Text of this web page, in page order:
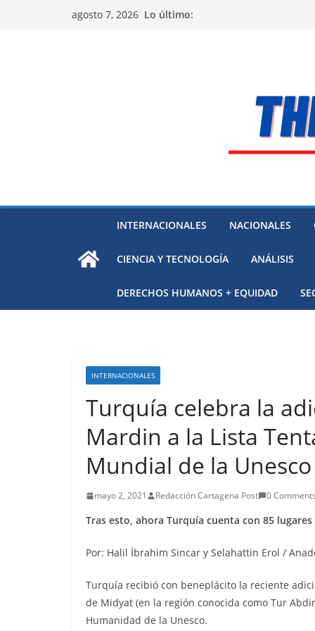
agosto 7, 2026 Lo último:
INTERNACIONALES NACIONALES
CIENCIA Y TECNOLOGÍA ANÁLISIS
DERECHOS HUMANOS + EQUIDAD
INTERNACIONALES
Turquía celebra la
Mardin a la Lista
Mundial de la Unesco
mayo 2, 2021 Redacción Cartagena Post 0
Tras esto, ahora Turquía cuenta con 85
Por: Halil İbrahim Sincar y Selahattin Erol /
Turquía recibió con beneplácito la reciente
de Midyat (en la región conocida como Tur
Humanidad de la Unesco.